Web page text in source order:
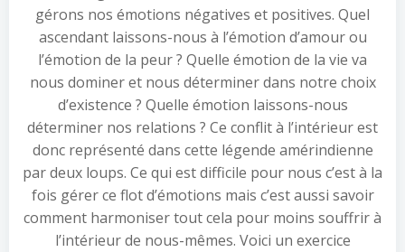
gérons nos émotions négatives et positives. Quel
ascendant laissons-nous à l’émotion d’amour ou
l’émotion de la peur ? Quelle émotion de la vie va
nous dominer et nous déterminer dans notre choix
d’existence ? Quelle émotion laissons-nous
déterminer nos relations ? Ce conflit à l’intérieur est
donc représenté dans cette légende amérindienne
par deux loups. Ce qui est difficile pour nous c’est à la
fois gérer ce flot d’émotions mais c’est aussi savoir
comment harmoniser tout cela pour moins souffrir à
l’intérieur de nous-mêmes. Voici un exercice